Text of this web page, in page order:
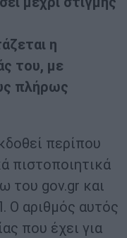
η
του, με
πλήρως
περίπου
πιστοποιητικά
του gov.gr και
αριθμός αυτός
που έχει για